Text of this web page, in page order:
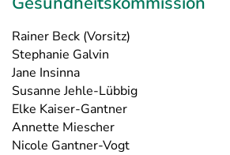
Rainer Beck (Vorsitz)
Stephanie Galvin
Jane Insinna
Susanne Jehle-Lübbig
Elke Kaiser-Gantner
Annette Miescher
Nicole Gantner-Vogt